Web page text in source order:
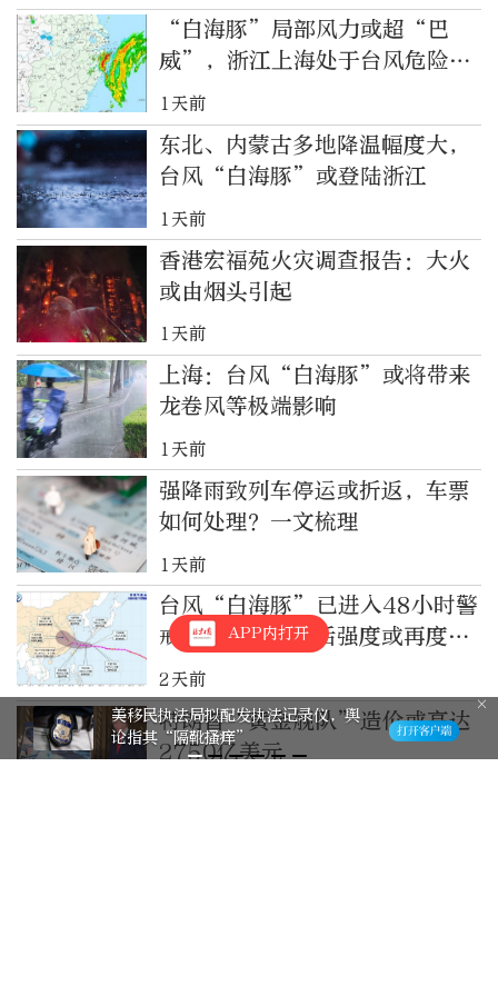
“白海豚”局部风力或超“巴
威”，浙江上海处于台风危险半
圆
1天前
东北、内蒙古多地降温幅度大，
台风“白海豚”或登陆浙江
1天前
香港宏福苑火灾调查报告：大火
或由烟头引起
1天前
上海：台风“白海豚”或将带来
龙卷风等极端影响
1天前
强降雨致列车停运或折返，车票
如何处理？一文梳理
1天前
台风“白海豚”已进入48小时警
戒线，进入东海后强度或再度加
强
2天前
特朗普“黄金舰队”造价或高达
2750亿美元
APP内打开
美移民执法局拟配发执法记录仪，舆
论指其“隔靴搔痒”